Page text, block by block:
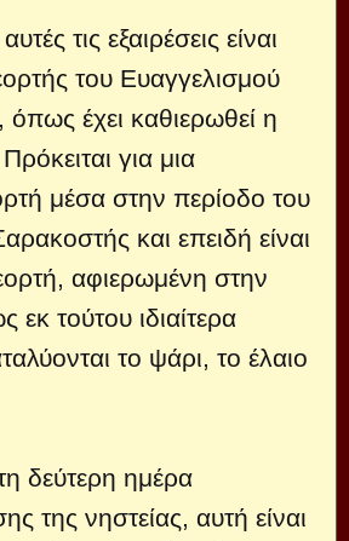
τις εξαιρέσεις είναι
του Ευαγγελισμού
έχει καθιερωθεί η
για μια
μέσα στην περίοδο του
και επειδή είναι
αφιερωμένη στην
εκ τούτου ιδιαίτερα
το ψάρι, το έλαιο
δεύτερη ημέρα
της νηστείας, αυτή είναι